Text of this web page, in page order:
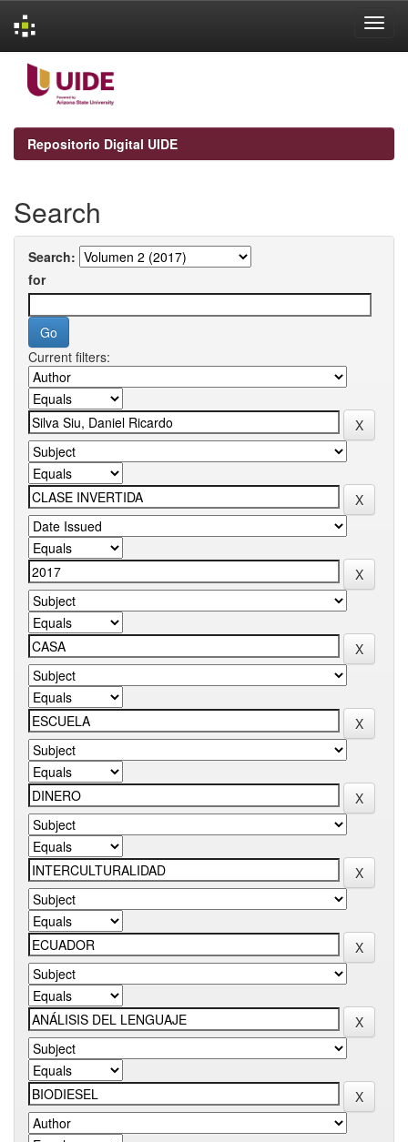
navigation
Repositorio Digital UIDE
Search
Search:
for
Current filters: